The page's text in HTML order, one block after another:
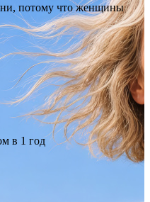
потому что женщины
в 1 год